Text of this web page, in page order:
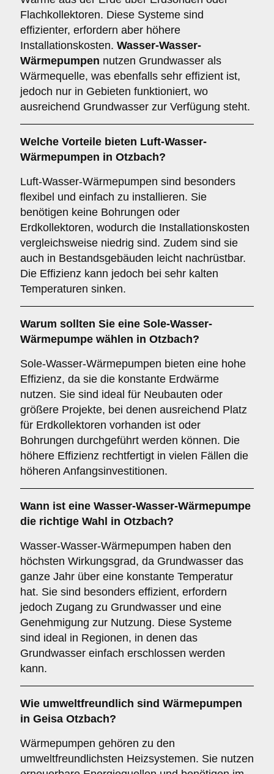
Flachkollektoren. Diese Systeme sind
effizienter, erfordern aber höhere
Installationskosten. Wasser-Wasser-
Wärmepumpen nutzen Grundwasser als
Wärmequelle, was ebenfalls sehr effizient ist,
jedoch nur in Gebieten funktioniert, wo
ausreichend Grundwasser zur Verfügung steht.
Welche Vorteile bieten Luft-Wasser-
Wärmepumpen in Otzbach?
Luft-Wasser-Wärmepumpen sind besonders
flexibel und einfach zu installieren. Sie
benötigen keine Bohrungen oder
Erdkollektoren, wodurch die Installationskosten
vergleichsweise niedrig sind. Zudem sind sie
auch in Bestandsgebäuden leicht nachrüstbar.
Die Effizienz kann jedoch bei sehr kalten
Temperaturen sinken.
Warum sollten Sie eine Sole-Wasser-
Wärmepumpe wählen in Otzbach?
Sole-Wasser-Wärmepumpen bieten eine hohe
Effizienz, da sie die konstante Erdwärme
nutzen. Sie sind ideal für Neubauten oder
größere Projekte, bei denen ausreichend Platz
für Erdkollektoren vorhanden ist oder
Bohrungen durchgeführt werden können. Die
höhere Effizienz rechtfertigt in vielen Fällen die
höheren Anfangsinvestitionen.
Wann ist eine Wasser-Wasser-Wärmepumpe
die richtige Wahl in Otzbach?
Wasser-Wasser-Wärmepumpen haben den
höchsten Wirkungsgrad, da Grundwasser das
ganze Jahr über eine konstante Temperatur
hat. Sie sind besonders effizient, erfordern
jedoch Zugang zu Grundwasser und eine
Genehmigung zur Nutzung. Diese Systeme
sind ideal in Regionen, in denen das
Grundwasser einfach erschlossen werden
kann.
Wie umweltfreundlich sind Wärmepumpen
in Geisa Otzbach?
Wärmepumpen gehören zu den
umweltfreundlichsten Heizsystemen. Sie nutzen